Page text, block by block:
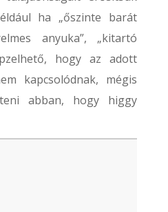
ha „őszinte barát
anyuka”, „kitartó
hogy az adott
kapcsolódnak, mégis
abban, hogy higgy